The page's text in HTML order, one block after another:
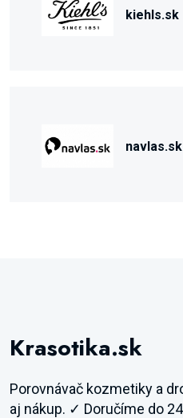
kiehls.sk
navlas.sk
Krasotika.sk
Porovnávač kozmetiky a
aj nákup. ✓ Doručíme do